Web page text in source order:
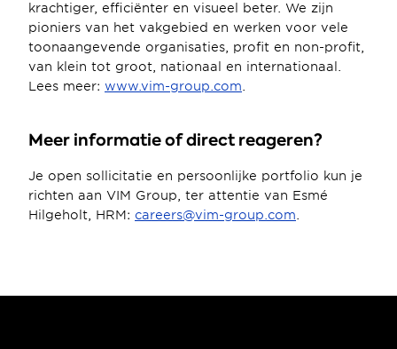
krachtiger, efficiënter en visueel beter. We zijn
pioniers van het vakgebied en werken voor vele
toonaangevende organisaties, profit en non-profit,
van klein tot groot, nationaal en internationaal.
Lees meer: www.vim-group.com
Meer informatie of direct reageren?
Je open sollicitatie en persoonlijke portfolio kun je
richten aan VIM Group, ter attentie van Esmé
Hilgeholt, HRM: careers@vim-group.com